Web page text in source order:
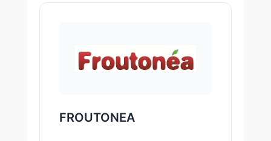
FROUTONEA